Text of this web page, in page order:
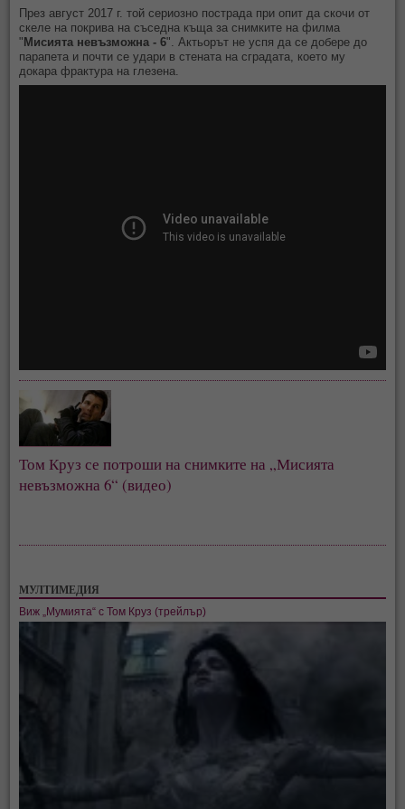
През август 2017 г. той сериозно пострада при опит да скочи от
скеле на покрива на съседна къща за снимките на филма
" Мисията невъзможна - 6". Актьорът не успя да се добере до
парапета и почти се удари в стената на сградата, което му
докара фрактура на глезена.
Том Круз се потроши на снимките на „Мисията
невъзможна 6“ (видео)
МУЛТИМЕДИЯ
Виж „Мумията“ с Том Круз (трейлър)